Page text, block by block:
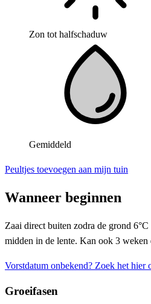
Zon tot halfschaduw
Gemiddeld
Peultjes toevoegen aan mijn tuin
Wanneer beginnen
Zaai direct buiten zodra de grond
midden in de lente. Kan ook 3 weken
Vorstdatum onbekend? Zoek het hier
Groeifasen